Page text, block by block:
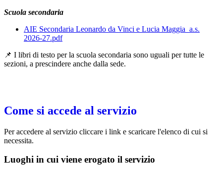
Scuola secondaria
AIE Secondaria Leonardo da Vinci e Lucia Maggia_a.s.
2026-27.pdf
📌 I libri di testo per la scuola secondaria sono uguali per tutte le
sezioni, a prescindere anche dalla sede.
Come si accede al servizio
Per accedere al servizio cliccare i link e scaricare l'elenco di cui si
necessita.
Luoghi in cui viene erogato il servizio